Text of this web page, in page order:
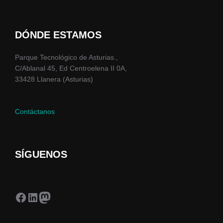
DÓNDE ESTAMOS
Parque Tecnológico de Asturias.,
C/Ablanal 45, Ed Centroelena II 0A,
33428 Llanera (Asturias)
Contáctanos
SÍGUENOS
Facebook
LinkedIn
Mastodon